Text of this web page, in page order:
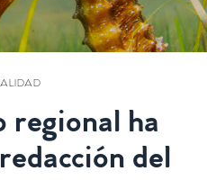
regional ha
del